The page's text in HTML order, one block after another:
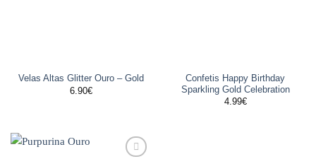
Velas Altas Glitter Ouro – Gold
6.90€
Confetis Happy Birthday
Sparkling Gold Celebration
4.99€